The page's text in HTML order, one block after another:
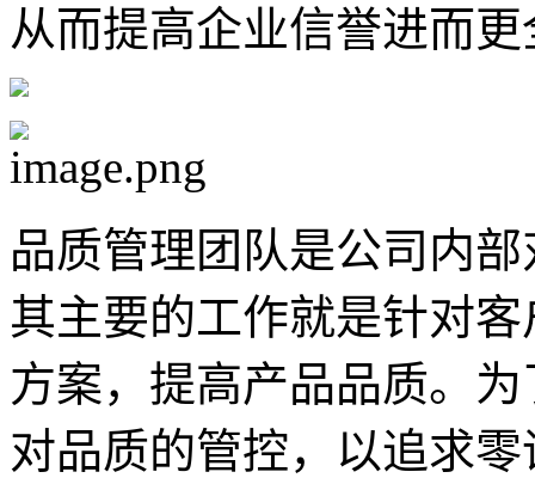
从而提高企业信誉进而
品质管理团队是公司内
其主要的工作就是针对
方案，提高产品品质。
对品质的管控，以追求